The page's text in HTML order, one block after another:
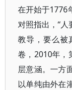
在开始于1776
对照指出，“
教导，要么被
卷，2010年，
层意涵。一方
以单纯由外在